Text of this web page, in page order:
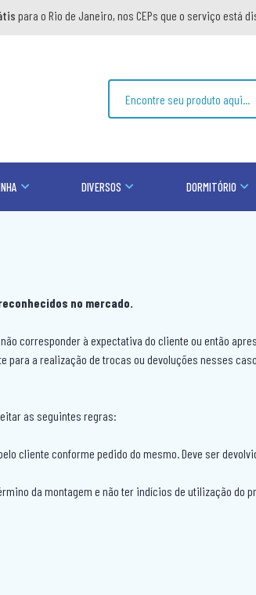
para o Rio de Janeiro, nos CEPs que o serviço está
DIVERSOS DORMITÓRIO
no mercado.
corresponder à expectativa do cliente ou então
para a realização de trocas ou devoluções nesses
as seguintes regras:
cliente conforme pedido do mesmo. Deve ser
da montagem e não ter indícios de utilização do